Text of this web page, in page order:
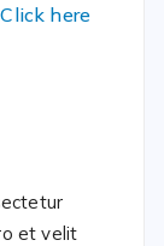
Click here
et velit